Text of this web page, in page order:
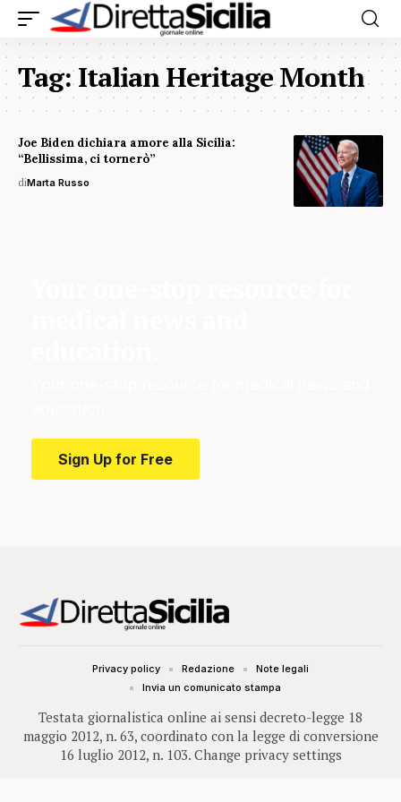
Tag:Italian Heritage Month
Joe Biden dichiara amore alla Sicilia:
“Bellissima, ci tornerò”
diMarta Russo
Sign Up for Free
Testata giornalistica online ai sensi decreto-legge 18
maggio 2012, n. 63, coordinato con la legge di conversione
16 luglio 2012, n. 103. Change privacy settings
Privacy policy Redazione
Note legali
Invia un comunicato stampa